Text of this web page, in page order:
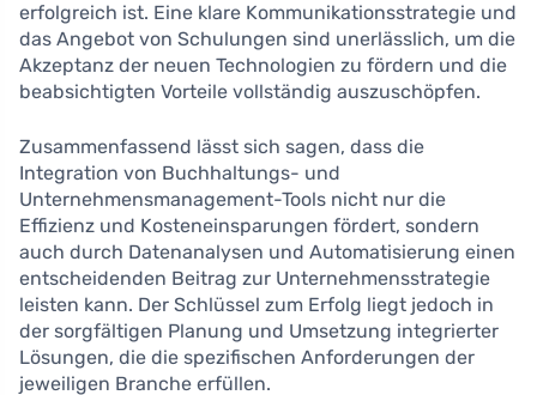
erfolgreich ist. Eine klare Kommunikationsstrategie und
das Angebot von Schulungen sind unerlässlich, um die
Akzeptanz der neuen Technologien zu fördern und die
beabsichtigten Vorteile vollständig auszuschöpfen.
Zusammenfassend lässt sich sagen, dass die
Integration von Buchhaltungs- und
Unternehmensmanagement-Tools nicht nur die
Effizienz und Kosteneinsparungen fördert, sondern
auch durch Datenanalysen und Automatisierung einen
entscheidenden Beitrag zur Unternehmensstrategie
leisten kann. Der Schlüssel zum Erfolg liegt jedoch in
der sorgfältigen Planung und Umsetzung integrierter
Lösungen, die die spezifischen Anforderungen der
jeweiligen Branche erfüllen.